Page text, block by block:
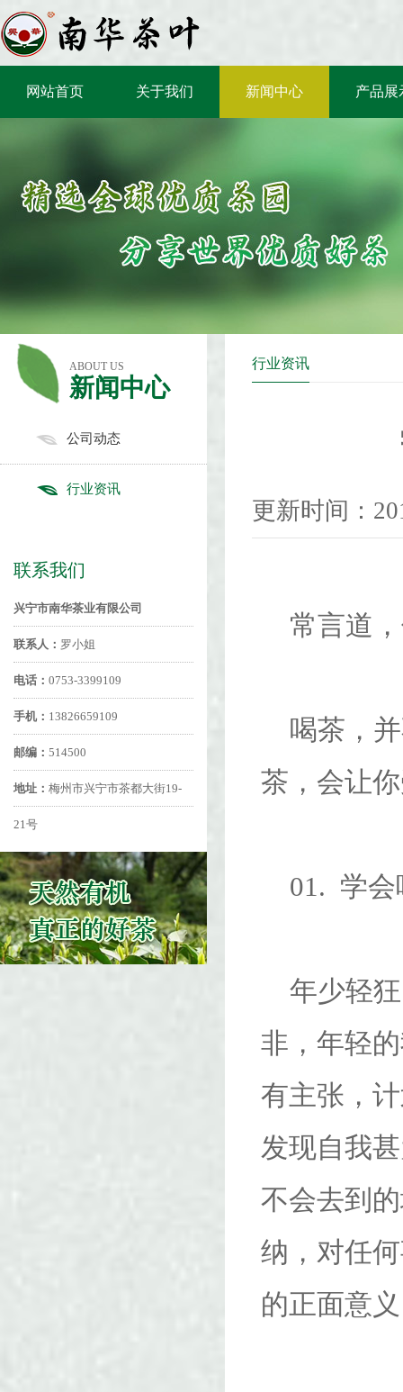
网站首页 关于我们 新闻中心 产品展
ABOUT US
新闻中心
公司动态
行业资讯
联系我们
兴宁市南华茶业有限公司
联系人： 罗小姐
电话： 0753-3399109
手机： 13826659109
邮编： 514500
地址： 梅州市兴宁市茶都大街19-
21号
行业资讯
更新时间：
常言道，
喝茶，并
茶，会让
01. 学会
年少轻狂
非，年轻
有主张，
发现自我
不会去到
纳，对任
的正面意